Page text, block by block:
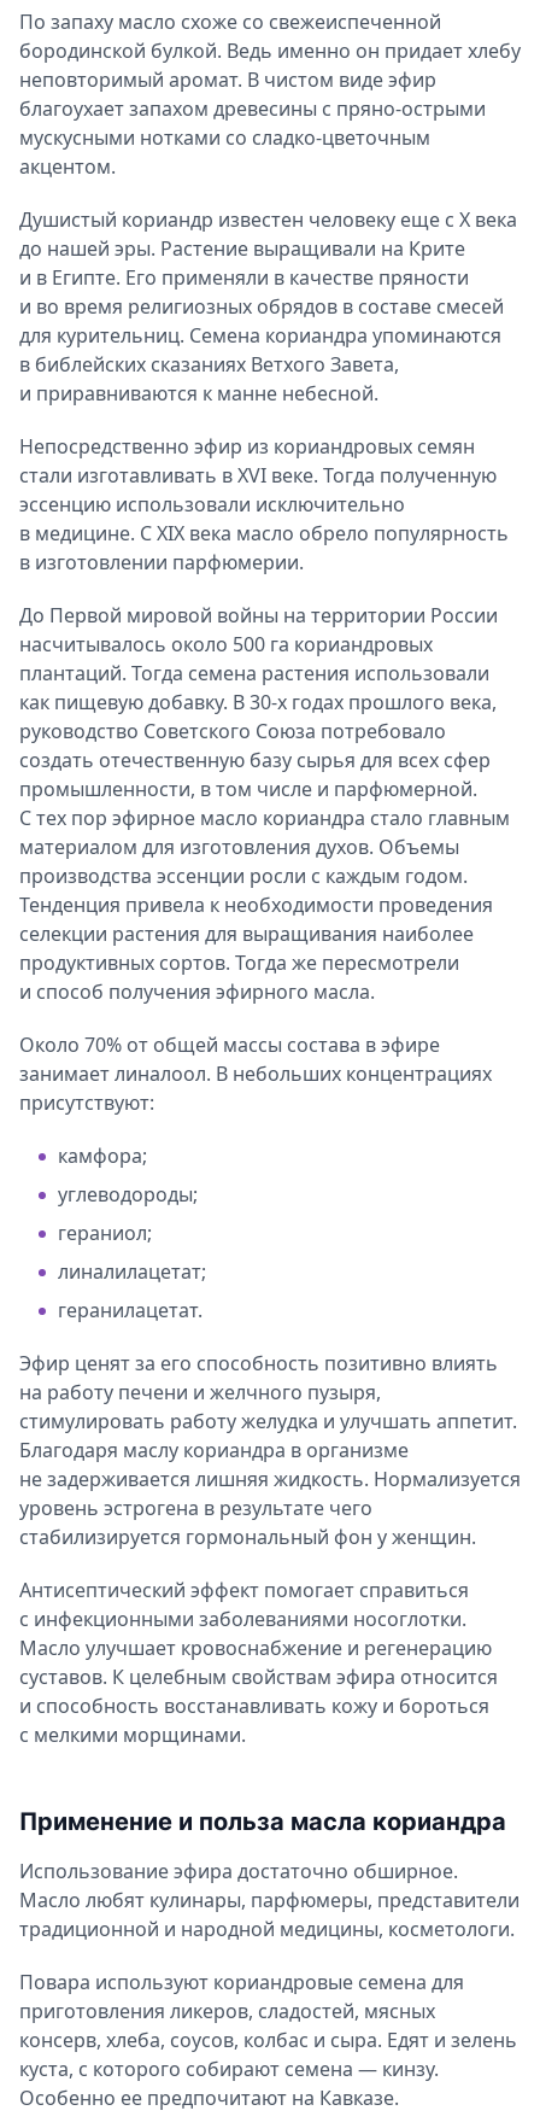
Применение масла кориандра для волос
Применение масла кориандра для лица
Применение масла кориандра для тела
Ароматерапия с маслом кориандра
Можно ли употреблять масло кориандра внутрь
Противопоказания и вред масла кориандра
По запаху масло схоже со свежеиспеченной
бородинской булкой. Ведь именно он придает хлебу
неповторимый аромат. В чистом виде эфир
благоухает запахом древесины с пряно-острыми
мускусными нотками со сладко-цветочным
акцентом.
Душистый кориандр известен человеку еще с X века
до нашей эры. Растение выращивали на Крите
и в Египте. Его применяли в качестве пряности
и во время религиозных обрядов в составе смесей
для курительниц. Семена кориандра упоминаются
в библейских сказаниях Ветхого Завета,
и приравниваются к манне небесной.
Непосредственно эфир из кориандровых семян
стали изготавливать в XVI веке. Тогда полученную
эссенцию использовали исключительно
в медицине. С XIX века масло обрело популярность
в изготовлении парфюмерии.
До Первой мировой войны на территории России
насчитывалось около 500 га кориандровых
плантаций. Тогда семена растения использовали
как пищевую добавку. В 30-х годах прошлого века,
руководство Советского Союза потребовало
создать отечественную базу сырья для всех сфер
промышленности, в том числе и парфюмерной.
С тех пор эфирное масло кориандра стало главным
материалом для изготовления духов. Объемы
производства эссенции росли с каждым годом.
Тенденция привела к необходимости проведения
селекции растения для выращивания наиболее
продуктивных сортов. Тогда же пересмотрели
и способ получения эфирного масла.
Около 70% от общей массы состава в эфире
занимает линалоол. В небольших концентрациях
присутствуют:
камфора;
углеводороды;
гераниол;
линалилацетат;
геранилацетат.
Эфир ценят за его способность позитивно влиять
на работу печени и желчного пузыря,
стимулировать работу желудка и улучшать аппетит.
Благодаря маслу кориандра в организме
не задерживается лишняя жидкость. Нормализуется
уровень эстрогена в результате чего
стабилизируется гормональный фон у женщин.
Антисептический эффект помогает справиться
с инфекционными заболеваниями носоглотки.
Масло улучшает кровоснабжение и регенерацию
суставов. К целебным свойствам эфира относится
и способность восстанавливать кожу и бороться
с мелкими морщинами.
Применение и польза масла кориандра
Использование эфира достаточно обширное.
Масло любят кулинары, парфюмеры, представители
традиционной и народной медицины, косметологи.
Повара используют кориандровые семена для
приготовления ликеров, сладостей, мясных
консерв, хлеба, соусов, колбас и сыра. Едят и зелень
куста, с которого собирают семена — кинзу.
Особенно ее предпочитают на Кавказе.